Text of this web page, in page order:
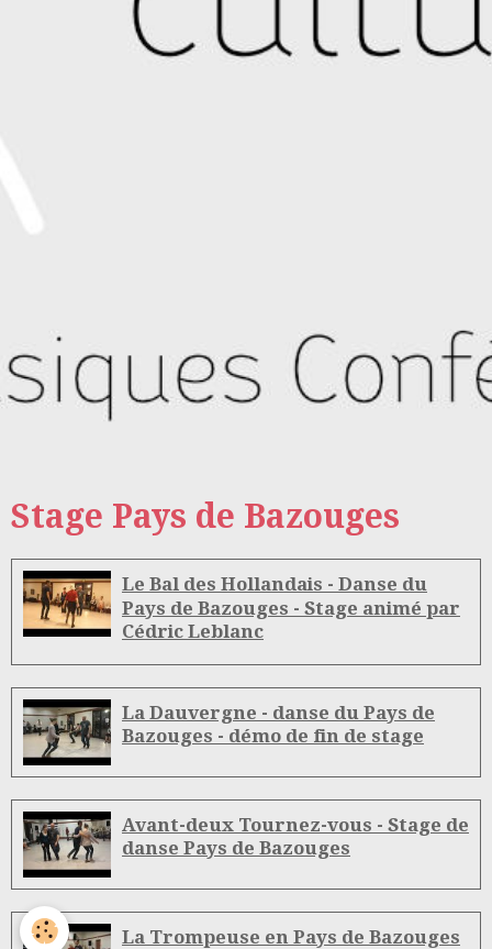
Stage Pays de Bazouges
Le Bal des Hollandais - Danse du
Pays de Bazouges - Stage animé par
Cédric Leblanc
La Dauvergne - danse du Pays de
Bazouges - démo de fin de stage
Avant-deux Tournez-vous - Stage de
danse Pays de Bazouges
La Trompeuse en Pays de Bazouges